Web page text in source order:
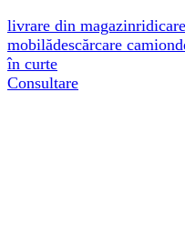
livrare din magazin
mobilădescărcare camion
în curte
Consultare